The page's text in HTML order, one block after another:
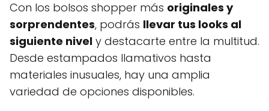
Con los bolsos shopper más originales y
sorprendentes, podrás llevar tus looks al
siguiente nivel y destacarte entre la multitud.
Desde estampados llamativos hasta
materiales inusuales, hay una amplia
variedad de opciones disponibles.